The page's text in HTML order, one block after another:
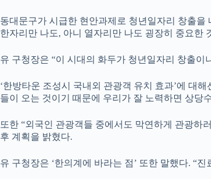
동대문구가 시급한 현안과제로 청년일자리 창출
한자리만 나도, 아니 열자리만 나도 굉장히 중요한
유 구청장은 “이 시대의 화두가 청년일자리 창출
‘한방타운 조성시 국내외 관광객 유치 효과’에 대
들이 오는 것이기 때문에 우리가 잘 노력하면 상당
또한 “외국인 관광객들 중에서도 막연하게 관광하
후 계획을 밝혔다.
유 구청장은 ‘한의계에 바라는 점’ 또한 말했다. “